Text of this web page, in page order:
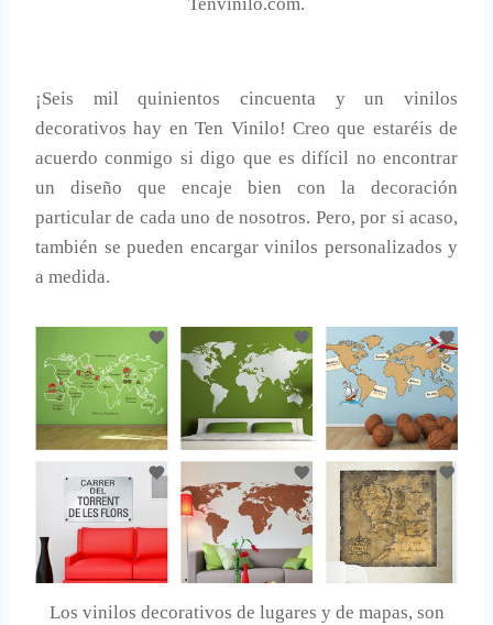
¡Seis mil quinientos cincuenta y un vinilos
decorativos hay en Ten Vinilo! Creo que estaréis de
acuerdo conmigo si digo que es difícil no encontrar
un diseño que encaje bien con la decoración
particular de cada uno de nosotros. Pero, por si acaso,
también se pueden encargar vinilos personalizados y
a medida.
Los vinilos decorativos de lugares y de mapas, son